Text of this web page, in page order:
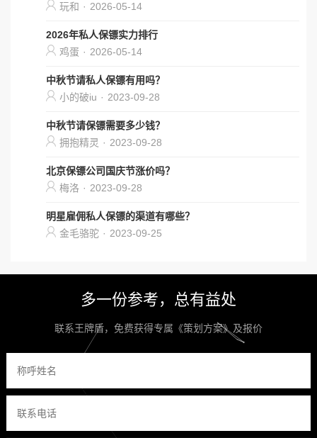
玩和 · 2026-05-14
2026年私人保镖实力排行
鸡蛋 · 2026-05-14
中秋节请私人保镖有用吗？
小的破iu · 2023-09-28
中秋节请保镖需要多少钱？
拥抱精灵 · 2023-09-28
北京保镖公司国庆节涨价吗？
梅洛 · 2023-09-28
明星雇佣私人保镖的渠道有哪些？
金毛骆驼 · 2023-09-25
多一份参考，总有益处
联系王牌盾，免费获得专属《策划方案》及报价